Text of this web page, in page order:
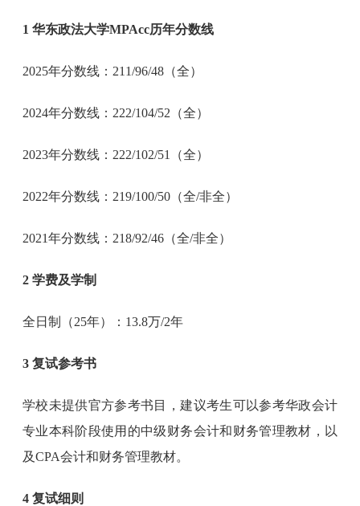
1 华东政法大学MPAcc历年分数线
2025年分数线：211/96/48（全）
2024年分数线：222/104/52（全）
2023年分数线：222/102/51（全）
2022年分数线：219/100/50（全/非全）
2021年分数线：218/92/46（全/非全）
2 学费及学制
全日制（25年）：13.8万/2年
3 复试参考书
学校未提供官方参考书目，建议考生可以参考华政会计
专业本科阶段使用的中级财务会计和财务管理教材，以
及CPA会计和财务管理教材。
4 复试细则